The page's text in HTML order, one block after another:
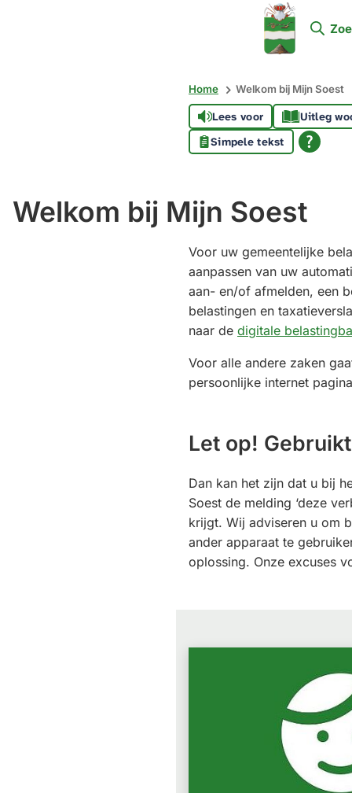
Mijn
Soest
Home Welkom bij Mijn Soest
Lees voor
Uitleg
Simpele tekst
Welkom bij Mijn Soest
Voor uw gemeentelijke
aanpassen van uw
aan- en/of afmelden, een
belastingen en
naar de digitale
Voor alle andere zaken
persoonlijke internet
Let op!
Dan kan het zijn dat u bij
Soest de melding ‘deze
krijgt. Wij adviseren u om
ander apparaat te
oplossing. Onze excuses